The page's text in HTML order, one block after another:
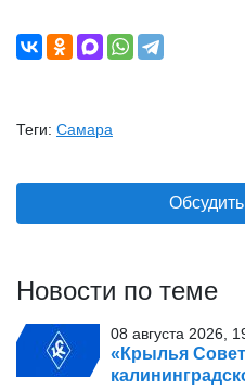
Теги: Самара
Новости по теме
08 августа 2026,
«Крылья